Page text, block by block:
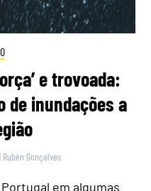
e trovoada:
de inundações a
| Rubén Gonçalves
em algumas